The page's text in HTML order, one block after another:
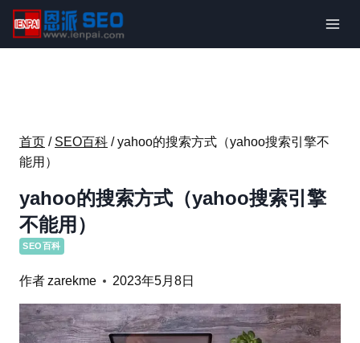
内
首页 / SEO百科 / yahoo的搜索方式（yahoo搜索引擎不
能用）
yahoo的搜索方式（yahoo搜索引擎
不能用）
SEO百科
作者zarekme 2023年5月8日